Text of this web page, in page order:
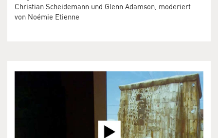
Christian Scheidemann und Glenn Adamson, moderiert
von Noémie Etienne